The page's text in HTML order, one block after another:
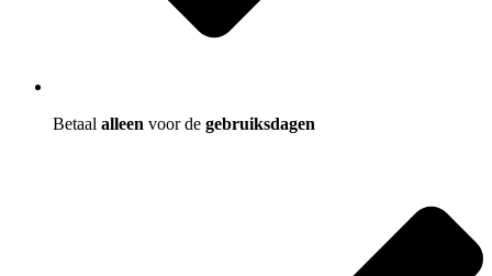
Betaal alleen voor de gebruiksdagen